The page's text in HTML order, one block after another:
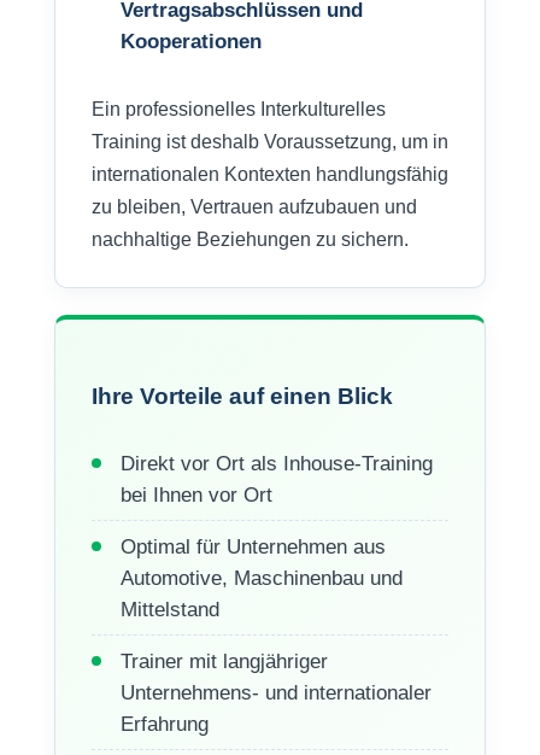
Vertragsabschlüssen und
Kooperationen
Ein professionelles Interkulturelles
Training ist deshalb Voraussetzung, um in
internationalen Kontexten handlungsfähig
zu bleiben, Vertrauen aufzubauen und
nachhaltige Beziehungen zu sichern.
Ihre Vorteile auf einen Blick
Direkt vor Ort als Inhouse-Training
bei Ihnen vor Ort
Optimal für Unternehmen aus
Automotive, Maschinenbau und
Mittelstand
Trainer mit langjähriger
Unternehmens- und internationaler
Erfahrung